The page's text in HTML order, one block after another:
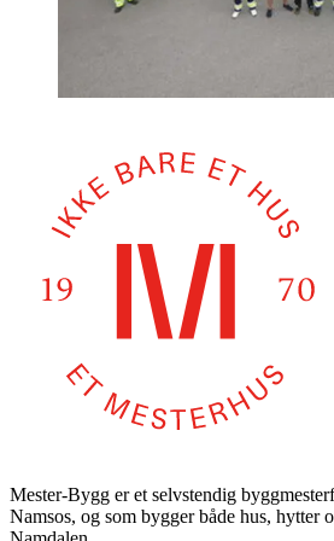
Mester-Bygg er et selvstendig
Namsos, og som bygger både hus, hytter